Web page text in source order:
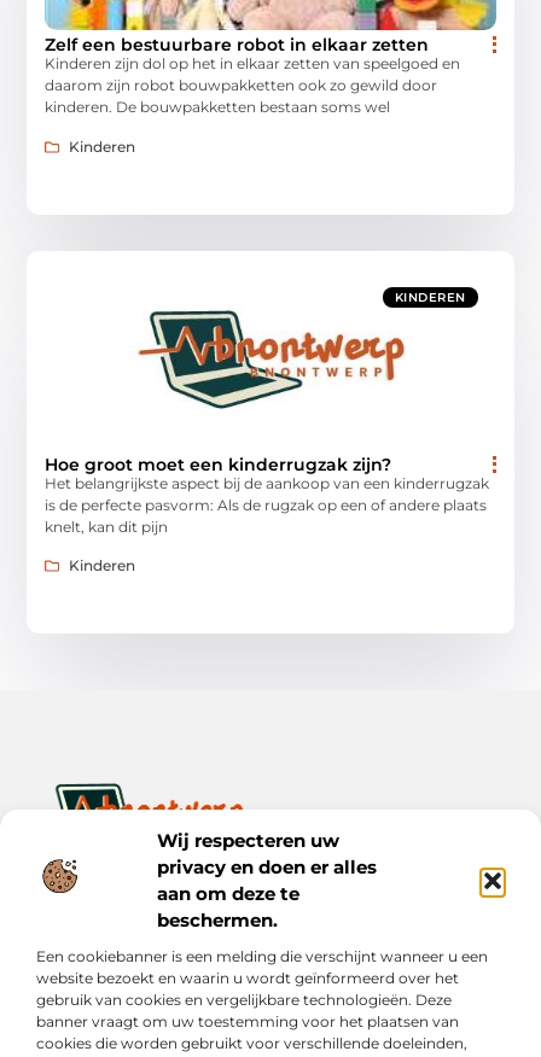
Wij respecteren uw
privacy en doen er alles
aan om deze te
beschermen.
Een cookiebanner is een melding die verschijnt wanneer u een
website bezoekt en waarin u wordt geïnformeerd over het
gebruik van cookies en vergelijkbare technologieën. Deze
banner vraagt om uw toestemming voor het plaatsen van
cookies die worden gebruikt voor verschillende doeleinden,
Zelf een bestuurbare robot in elkaar zetten
Kinderen zijn dol op het in elkaar zetten van speelgoed en
daarom zijn robot bouwpakketten ook zo gewild door
kinderen. De bouwpakketten bestaan soms wel
Kinderen
KINDEREN
Hoe groot moet een kinderrugzak zijn?
Het belangrijkste aspect bij de aankoop van een kinderrugzak
is de perfecte pasvorm: Als de rugzak op een of andere plaats
knelt, kan dit pijn
Kinderen
Ontwerp je dagelijks leven met inspiratie en verhalen.
Ontdek praktische tips, creatieve ideeën en waardevolle
inzichten op Bnontwerp.nl.
Bericht categorie